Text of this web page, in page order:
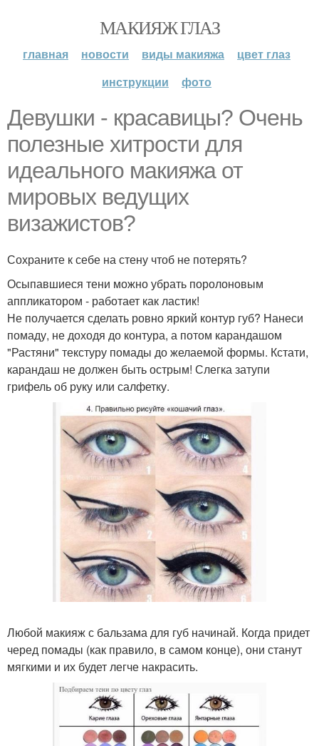
МАКИЯЖ ГЛАЗ
главная новости виды макияжа
цвет глаз
инструкции
фото
Девушки - красавицы? Очень
полезные хитрости для
идеального макияжа от
мировых ведущих
визажистов?
Сохраните к себе на стену чтоб не потерять?
Осыпавшиеся тени можно убрать поролоновым
аппликатором - работает как ластик!
Не получается сделать ровно яркий контур губ? Нанеси
помаду, не доходя до контура, а потом карандашом
"Растяни" текстуру помады до желаемой формы. Кстати,
карандаш не должен быть острым! Слегка затупи
грифель об руку или салфетку.
Любой макияж с бальзама для губ начинай. Когда придет
черед помады (как правило, в самом конце), они станут
мягкими и их будет легче накрасить.